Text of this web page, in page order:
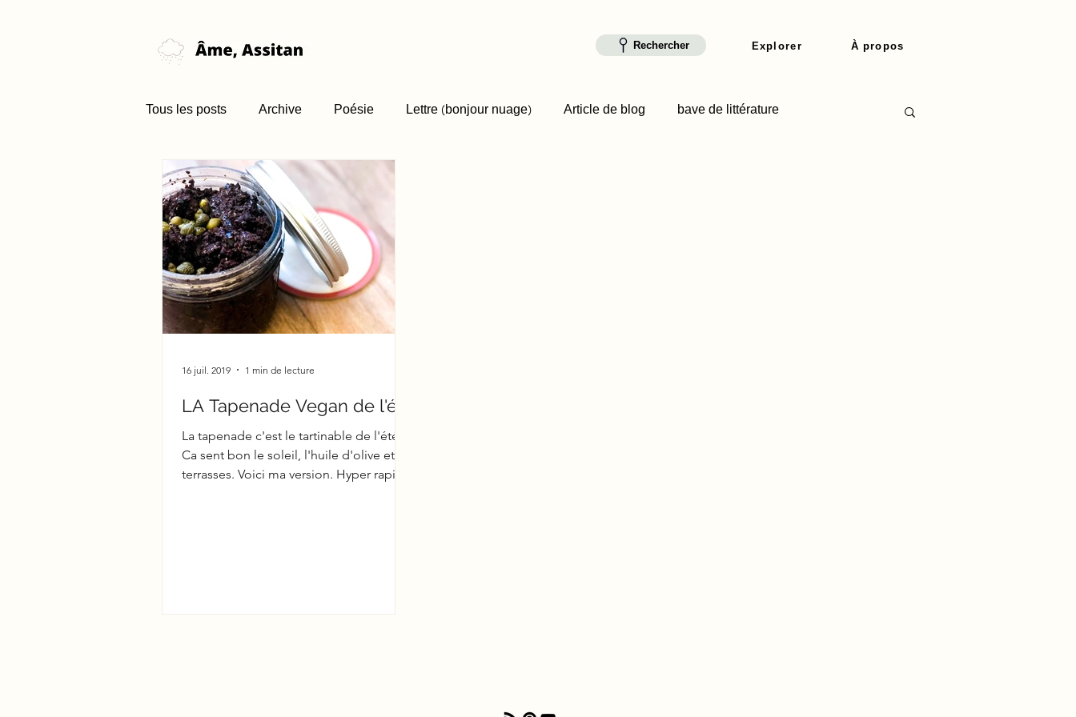
Rechercher Explorer À propos
Tous les posts Archive Poésie Lettre (bonjour nuage) Article de blog bave de littérature
Nouvelle (brume) Favori
LA Tapenade Vegan de l'été
La tapenade c'est le tartinable de l'été.
Ca sent bon le soleil, l'huile d'olive et les
terrasses. Voici ma version. Hyper rapide,
16 juil. 2019 1 min de lecture